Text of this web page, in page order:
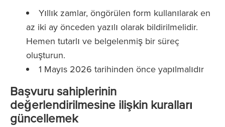
Yıllık zamlar, öngörülen form kullanılarak en
az iki ay önceden yazılı olarak bildirilmelidir.
Hemen tutarlı ve belgelenmiş bir süreç
oluşturun.
1 Mayıs 2026 tarihinden önce yapılmalıdır
Başvuru sahiplerinin
değerlendirilmesine ilişkin kuralları
güncellemek